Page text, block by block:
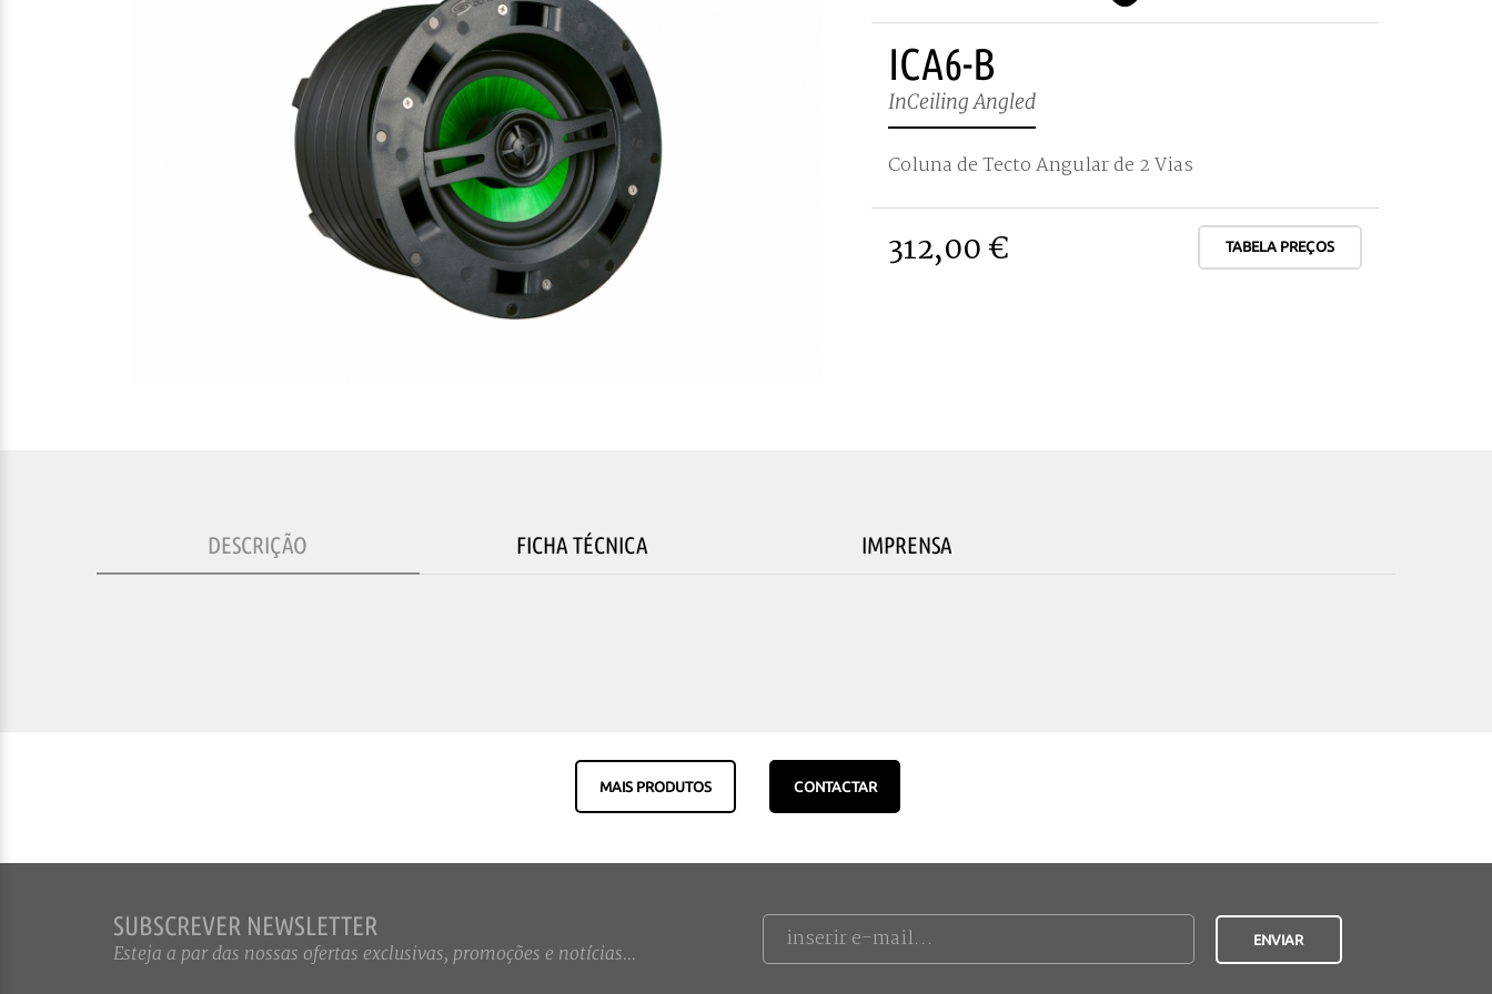
ICA6-B
InCeiling Angled
Coluna de Tecto Angular de 2 Vias
312,00 € TABELA PREÇOS
DESCRIÇÃO FICHA TÉCNICA IMPRENSA
MAIS PRODUTOS CONTACTAR
SUBSCREVER NEWSLETTER
Esteja a par das nossas ofertas exclusivas, promoções e notícias...